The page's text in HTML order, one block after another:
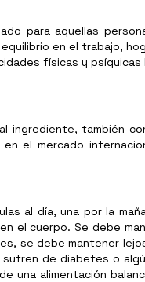
para aquellas
en el trabajo,
físicas y
también
el mercado
al día, una por la
el cuerpo. Se debe
se debe mantener
de diabetes o
una alimentación